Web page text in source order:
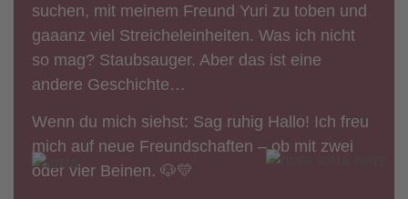
suchen, mit meinem Freund Yuri zu toben und
gaaanz viel Streicheleinheiten. Was ich nicht
so mag? Staubsauger. Aber das ist eine
andere Geschichte…
Wenn du mich siehst: Sag ruhig Hallo! Ich freu
mich auf neue Freundschaften – ob mit zwei
oder vier Beinen. 🐶💛